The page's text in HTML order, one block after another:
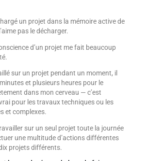
un projet dans la mémoire active de
pas le décharger.
d’un projet me fait beaucoup
sur un projet pendant un moment, il
et plusieurs heures pour le
dans mon cerveau — c’est
pour les travaux techniques ou les
et complexes.
sur un seul projet toute la journée
une multitude d’actions différentes
projets différents.